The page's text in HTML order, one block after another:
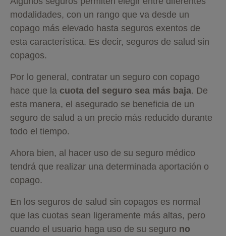
modalidades, con un rango que va desde un
copago más elevado hasta seguros exentos de
esta característica. Es decir, seguros de salud sin
copagos.
Por lo general, contratar un seguro con copago
hace que la cuota del seguro sea más baja. De
esta manera, el asegurado se beneficia de un
seguro de salud a un precio más reducido durante
todo el tiempo.
Ahora bien, al hacer uso de su seguro médico
tendrá que realizar una determinada aportación o
copago.
En los seguros de salud sin copagos es normal
que las cuotas sean ligeramente más altas, pero
cuando el usuario haga uso de su seguro no